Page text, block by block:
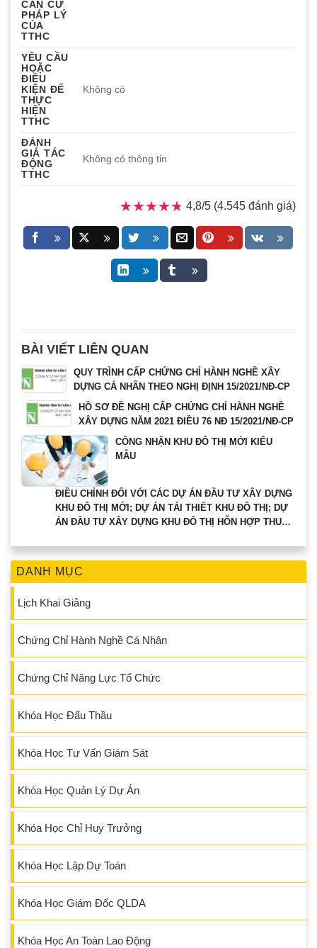
DANH MỤC
Lịch Khai Giảng
Chứng Chỉ Hành Nghề Cá Nhân
Chứng Chỉ Năng Lực Tổ Chức
Khóa Học Đấu Thầu
Khóa Học Tư Vấn Giám Sát
Khóa Học Quản Lý Dự Án
Khóa Học Chỉ Huy Trưởng
Khóa Học Lập Dự Toán
Khóa Học Giám Đốc QLDA
Khóa Học An Toàn Lao Động
CĂN CỨ
PHÁP LÝ
CỦA
TTHC
YÊU CẦU
HOẶC
ĐIỀU
KIỆN ĐỂ
THỰC
HIỆN
TTHC
Không có
ĐÁNH
GIÁ TÁC
ĐỘNG
TTHC
Không có thông tin
★★★★★
★★★★★ 4,8/5 (4.545 đánh giá)
BÀI VIẾT LIÊN QUAN
QUY TRÌNH CẤP CHỨNG CHỈ HÀNH NGHỀ XÂY
DỰNG CÁ NHÂN THEO NGHỊ ĐỊNH 15/2021/NĐ-CP
HỒ SƠ ĐỀ NGHỊ CẤP CHỨNG CHỈ HÀNH NGHỀ
XÂY DỰNG NĂM 2021 ĐIỀU 76 NĐ 15/2021/NĐ-CP
CÔNG NHẬN KHU ĐÔ THỊ MỚI KIỂU
MẪU
ĐIỀU CHỈNH ĐỐI VỚI CÁC DỰ ÁN ĐẦU TƯ XÂY DỰNG
KHU ĐÔ THỊ MỚI; DỰ ÁN TÁI THIẾT KHU ĐÔ THỊ; DỰ
ÁN ĐẦU TƯ XÂY DỰNG KHU ĐÔ THỊ HỖN HỢP THUỘC